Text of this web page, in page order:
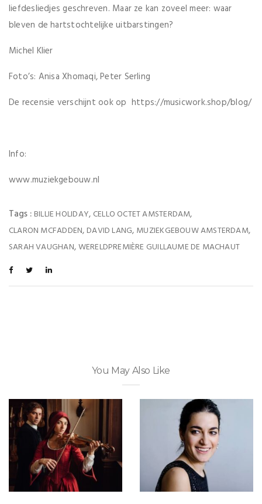
liefdesliedjes geschreven. Maar ze kan zoveel meer: waar
bleven de hartstochtelijke uitbarstingen?
Michel Klier
Foto’s: Anisa Xhomaqi, Peter Serling
De recensie verschijnt ook op https://musicwork.shop/blog/
Info:
www.muziekgebouw.nl
Tags : BILLIE HOLIDAY, CELLO OCTET AMSTERDAM,
CLARON MCFADDEN, DAVID LANG, MUZIEKGEBOUW AMSTERDAM,
SARAH VAUGHAN,WERELDPREMIÈRE GUILLAUME DE MACHAUT
You May Also Like